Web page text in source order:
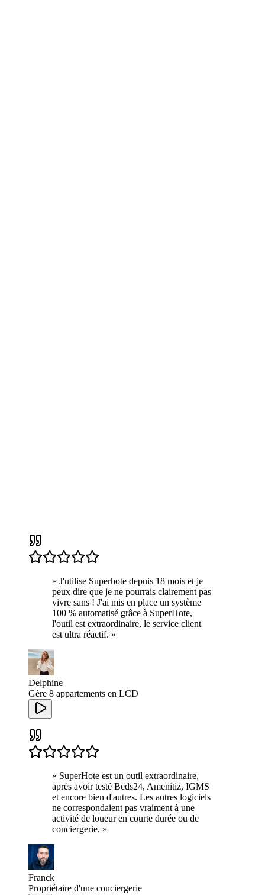
« J'utilise Superhote depuis 18 mois et je
peux dire que je ne pourrais clairement pas
vivre sans ! J'ai mis en place un système
100 % automatisé grâce à SuperHote,
l'outil est extraordinaire, le service client
est ultra réactif. »
Delphine
Gère 8 appartements en LCD
« SuperHote est un outil extraordinaire,
après avoir testé Beds24, Amenitiz, IGMS
et encore bien d'autres. Les autres logiciels
ne correspondaient pas vraiment à une
activité de loueur en courte durée ou de
conciergerie. »
Franck
Propriétaire d'une conciergerie